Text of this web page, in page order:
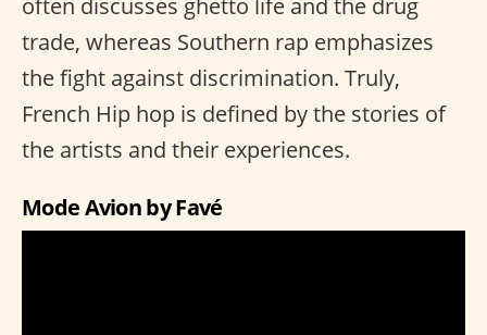
often discusses ghetto life and the drug
trade, whereas Southern rap emphasizes
the fight against discrimination. Truly,
French Hip hop is defined by the stories of
the artists and their experiences.
Mode Avion by Favé